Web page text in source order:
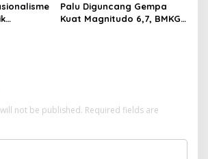
Palu Diguncang Gempa
Kuat Magnitudo 6,7, BMKG
not be published. Required fields are